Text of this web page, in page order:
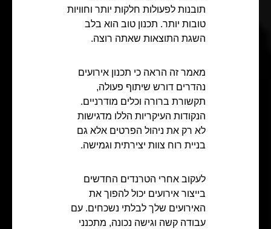
תובנות לפעולות חלקות יותר וחוויות
טובות יותר. תכנון טוב הוא בלב
השגת התוצאות שאתה רוצה.
מאמר זה הראה כי תכנון אירועים
נהדרים דורש שיתוף פעולה,
תקשורת ברורה וכלים מודרניים.
הנקודות העיקריות הללו מדגישות
לא רק את ניהול הפרטים אלא גם
בניית רוח צוות יצירתית וגמישה.
לעקוב אחרי הטרנדים החדשים
בייצור אירועים יכול להפוך את
האירועים שלך לבלתי נשכחים. עם
עבודה קשה וגישה נכונה, מתכנני